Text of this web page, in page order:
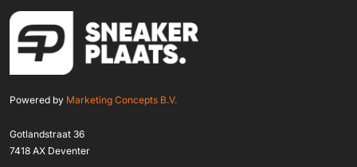
Powered by Marketing Concepts B.V.
Gotlandstraat 36
7418 AX Deventer